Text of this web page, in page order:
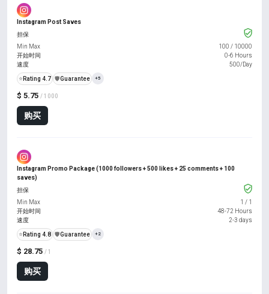
Instagram Post Saves
$ 5.75 / 1000
购买
担保
Min Max
100 / 10000
开始时间
0-6 Hours
速度
500/Day
⭐ Rating 4.7 ️🛡️Guarantee +5
Instagram Promo Package (1000 followers + 500 likes + 25 comments + 100
saves)
$ 28.75 / 1
购买
担保
Min Max
1 / 1
开始时间
48-72 Hours
速度
2-3 days
⭐ Rating 4.8 ️🛡️Guarantee +2